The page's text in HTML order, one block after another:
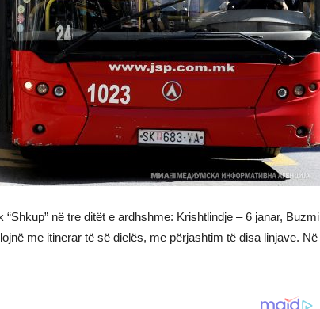
në tre ditët e ardhshme: Krishtlindje – 6 janar, Buzmi
me itinerar të së dielës, me përjashtim të disa linjave. Në